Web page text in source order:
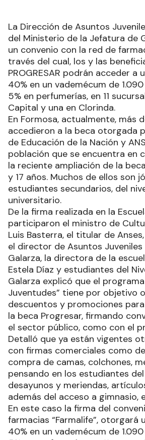
La Dirección de Asuntos
del Ministerio de la Jefatura de
un convenio con la red de
través del cual, los y las
PROGRESAR podrán acceder a
40% en un vademécum de
5% en perfumerías, en 11
Capital y una en Clorinda.
En Formosa, actualmente, más
accedieron a la beca otorgada
de Educación de la Nación y
población que se encuentra en
la reciente ampliación de la
y 17 años. Muchos de ellos son
estudiantes secundarios, del
universitario.
De la firma realizada en la
participaron el ministro de
Luis Basterra, el titular de
el director de Asuntos Juveniles
Galarza, la directora de la
Estela Díaz y estudiantes del
Galarza explicó que el
Juventudes” tiene por objetivo
descuentos y promociones
la beca Progresar, firmando
el sector público, como con el
Detalló que ya están vigentes
con firmas comerciales como
compra de camas, colchones,
pensando en los estudiantes
desayunos y meriendas,
además del acceso a gimnasio,
En este caso la firma del
farmacias “Farmalife”, otorgará
40% en un vademécum de